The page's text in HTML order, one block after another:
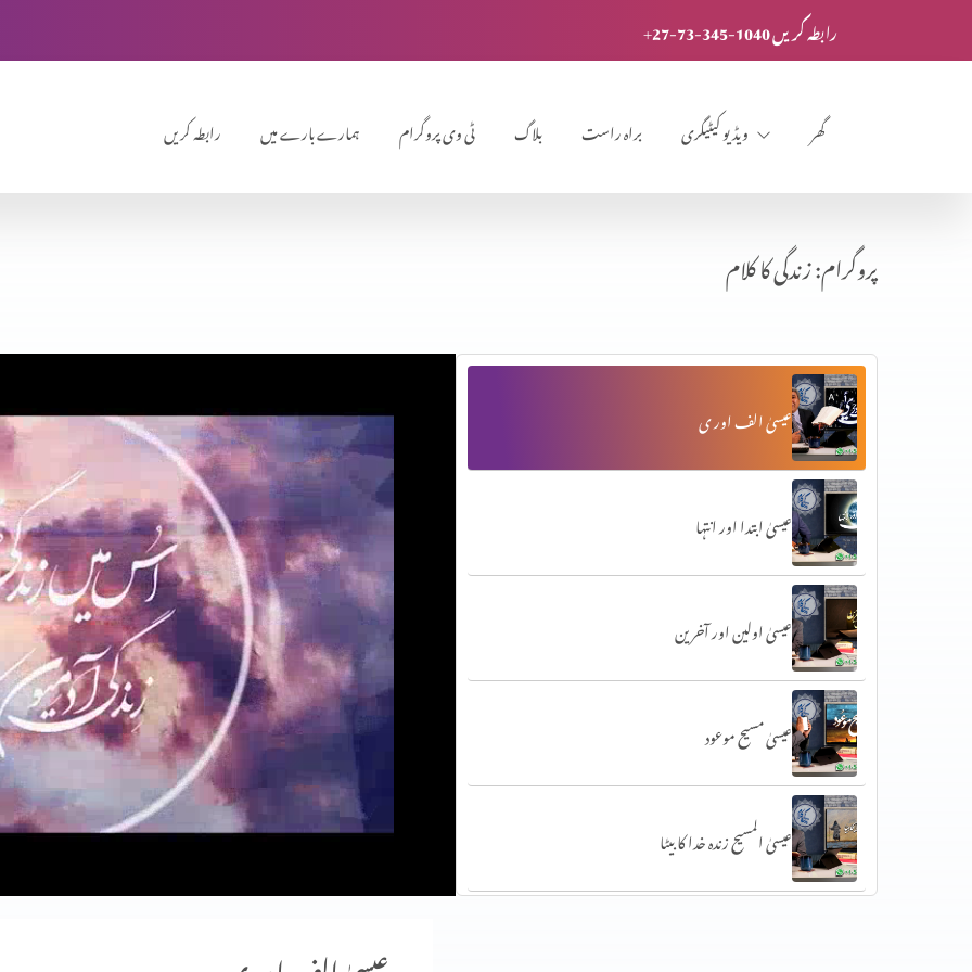
+27-73-345-1040 رابطہ کریں
رابطہ کریں ہمارے بارے میں ٹی وی پروگرام بلاگ براہ راست ویڈیو کیٹیگری گھر
پروگرام: زندگی کا کلام
عیسیٰ الف اور ی
عیسیٰ ابتدا اور انتہا
عیسیٰ اولین اور آخرین
عیسیٰ مسیح موعود
عیسیٰ المسیح زندہ خدا کا بیٹا